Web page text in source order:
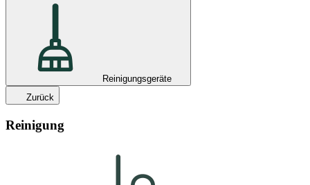
Reinigungsgeräte
Zurück
Reinigung